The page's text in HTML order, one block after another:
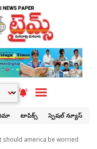
టాపిక్స్ స్పెషల్ న్యూస్
should america be worried